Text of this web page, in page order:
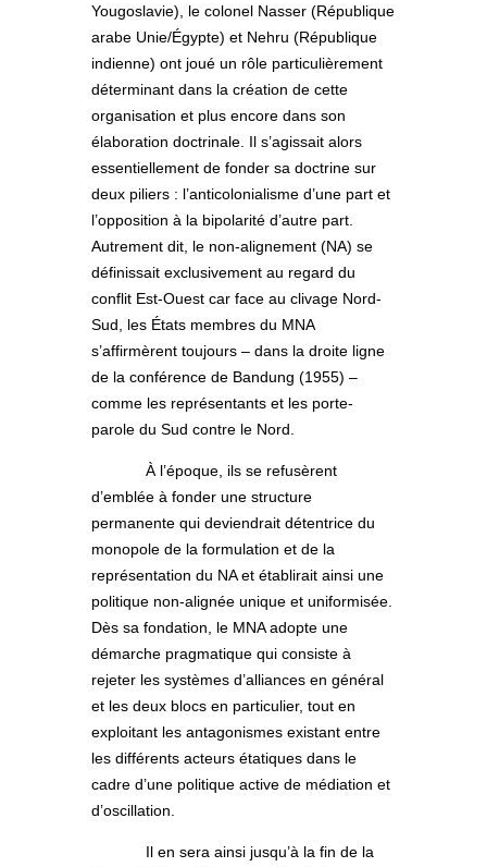
Yougoslavie), le colonel Nasser (République
arabe Unie/Égypte) et Nehru (République
indienne) ont joué un rôle particulièrement
déterminant dans la création de cette
organisation et plus encore dans son
élaboration doctrinale. Il s’agissait alors
essentiellement de fonder sa doctrine sur
deux piliers : l’anticolonialisme d’une part et
l’opposition à la bipolarité d’autre part.
Autrement dit, le non-alignement (NA) se
définissait exclusivement au regard du
conflit Est-Ouest car face au clivage Nord-
Sud, les États membres du MNA
s’affirmèrent toujours – dans la droite ligne
de la conférence de Bandung (1955) –
comme les représentants et les porte-
parole du Sud contre le Nord.
À l’époque, ils se refusèrent
d’emblée à fonder une structure
permanente qui deviendrait détentrice du
monopole de la formulation et de la
représentation du NA et établirait ainsi une
politique non-alignée unique et uniformisée.
Dès sa fondation, le MNA adopte une
démarche pragmatique qui consiste à
rejeter les systèmes d’alliances en général
et les deux blocs en particulier, tout en
exploitant les antagonismes existant entre
les différents acteurs étatiques dans le
cadre d’une politique active de médiation et
d’oscillation.
Il en sera ainsi jusqu’à la fin de la